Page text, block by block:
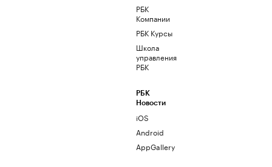
РБК
Компании
РБК Курсы
Школа
управления
РБК
РБК
Новости
iOS
Android
AppGallery